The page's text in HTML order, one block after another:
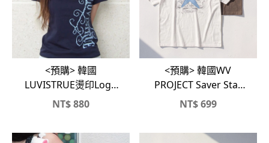
<預購> 韓國
LUVISTRUE燙印Logo
純棉短T
NT$880
<預購> 韓國WV
PROJECT Saver Star
貼布印花&復古刺繡字
NT$699